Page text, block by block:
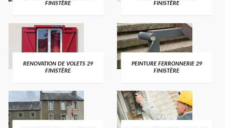
FINISTÈRE
FINISTÈRE
RENOVATION DE VOLETS 29
FINISTÈRE
PEINTURE FERRONNERIE 29
FINISTÈRE